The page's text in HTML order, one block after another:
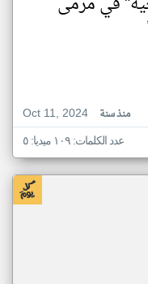
Oct 11, 2024
منذ سنة
عدد الكلمات: ١٠٩ ميديا: ٥